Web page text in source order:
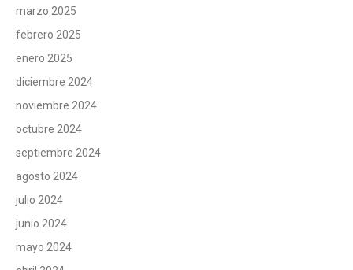
marzo 2025
febrero 2025
enero 2025
diciembre 2024
noviembre 2024
octubre 2024
septiembre 2024
agosto 2024
julio 2024
junio 2024
mayo 2024